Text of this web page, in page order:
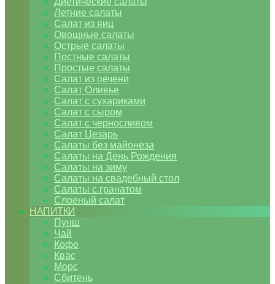
Летние салаты
Салат из яиц
Овощные салаты
Острые салаты
Постные салаты
Простые салаты
Салат из печени
Салат Оливье
Салат с сухариками
Салат с сыром
Салат с черносливом
Салат Цезарь
Салаты без майонеза
Салаты на День Рождения
Салаты на зиму
Салаты на свадебный стол
Салаты с гранатом
Слоеный салат
НАПИТКИ
Пунш
Чай
Кофе
Квас
Морс
Сбитень